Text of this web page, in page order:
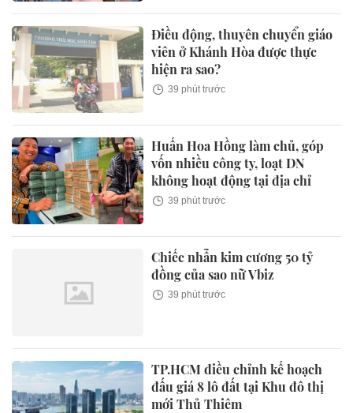
Điều động, thuyên chuyển giáo
viên ở Khánh Hòa được thực
hiện ra sao?
39 phút trước
Huấn Hoa Hồng làm chủ, góp
vốn nhiều công ty, loạt DN
không hoạt động tại địa chỉ
39 phút trước
Chiếc nhẫn kim cương 50 tỷ
đồng của sao nữ Vbiz
39 phút trước
TP.HCM điều chỉnh kế hoạch
đấu giá 8 lô đất tại Khu đô thị
mới Thủ Thiêm